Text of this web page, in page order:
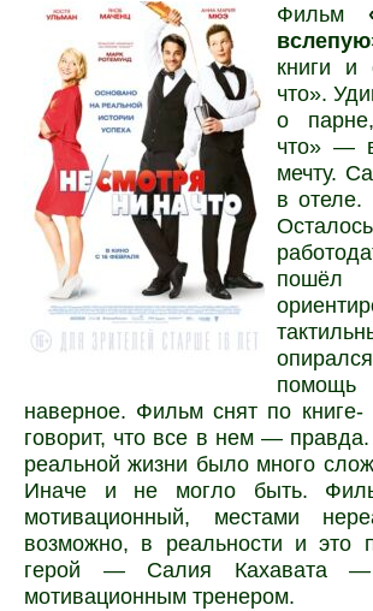
Фильм
книги
что».
о
что» —
мечту.
в
пошёл
наверное. Фильм снят по
говорит, что все в нем —
реальной жизни было много
Иначе и не могло быть.
мотивационный, местами
возможно, в реальности и это
герой — Салия Кахавата
мотивационным тренером.